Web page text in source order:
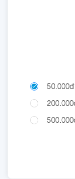
50.000đ